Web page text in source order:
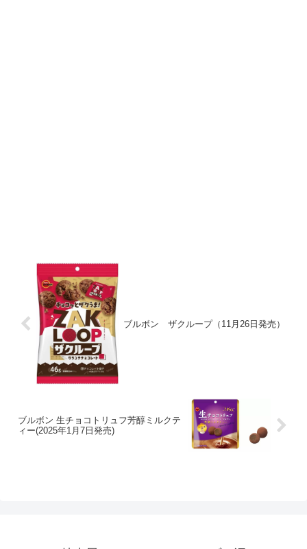
ブルボン ザクループ（11月26日発売）
ブルボン 生チョコトリュフ芳醇ミルクテ
ィー(2025年1月7日発売)